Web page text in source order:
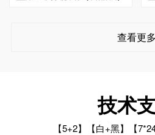
查看更多
技术
【5+2】【白+黑】【